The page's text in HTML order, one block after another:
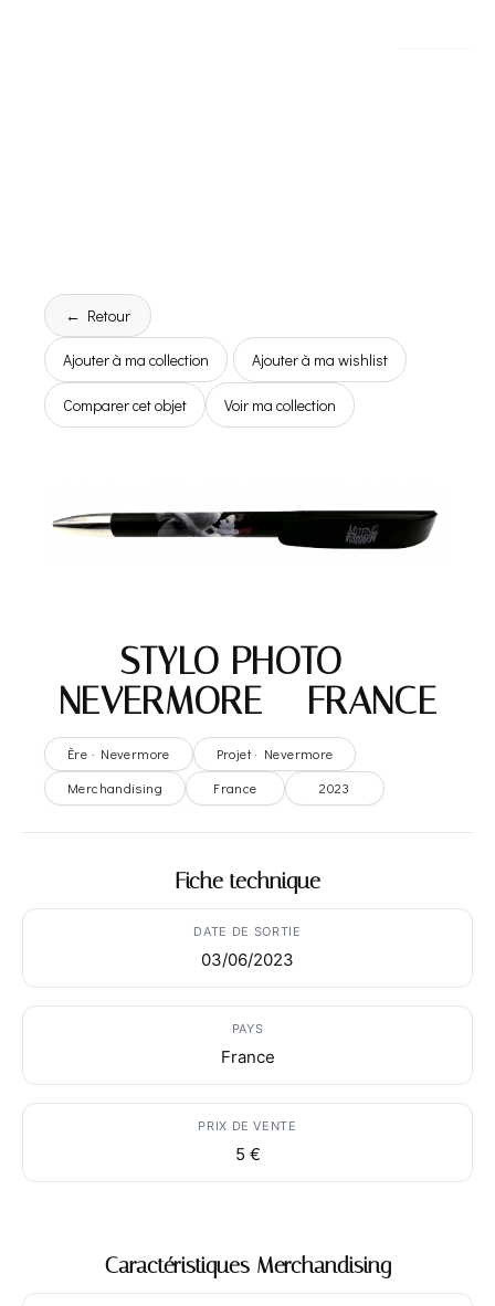
← Retour
Ajouter à ma collection Ajouter à ma wishlist
Comparer cet objet Voir ma collection
STYLO PHOTO –
NEVERMORE – FRANCE
Ère · Nevermore
Projet · Nevermore
Merchandising
France 2023
Fiche technique
DATE DE SORTIE
03/06/2023
PAYS
France
PRIX DE VENTE
5 €
Caractéristiques Merchandising